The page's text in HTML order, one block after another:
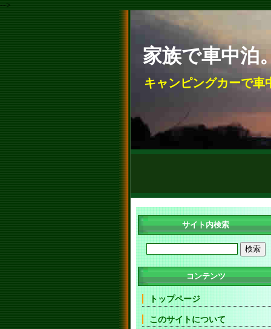
-->
家族で車中泊
キャンピングカーで車
サイト内検索
コンテンツ
トップページ
このサイトについて